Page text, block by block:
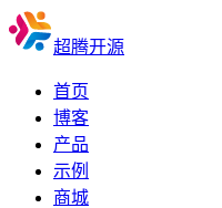
超腾开源
首页
博客
产品
示例
商城